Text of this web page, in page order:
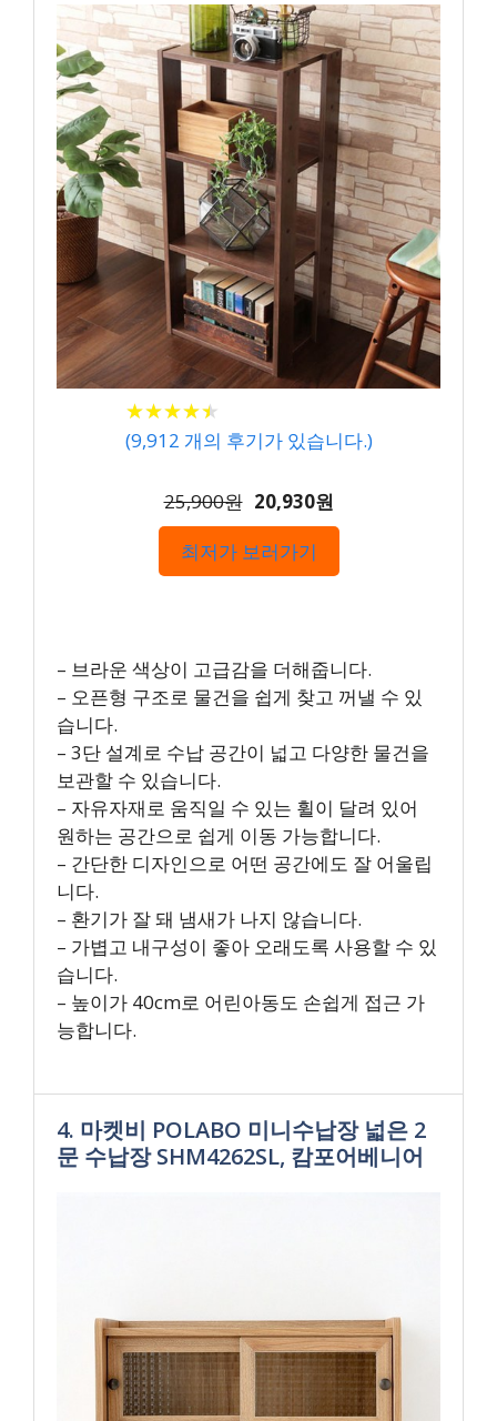
★★★★★
★★★★★
(9,912 개의 후기가 있습니다.)
25,900원 20,930원
최저가 보러가기
– 브라운 색상이 고급감을 더해줍니다.
– 오픈형 구조로 물건을 쉽게 찾고 꺼낼 수 있
습니다.
– 3단 설계로 수납 공간이 넓고 다양한 물건을
보관할 수 있습니다.
– 자유자재로 움직일 수 있는 휠이 달려 있어
원하는 공간으로 쉽게 이동 가능합니다.
– 간단한 디자인으로 어떤 공간에도 잘 어울립
니다.
– 환기가 잘 돼 냄새가 나지 않습니다.
– 가볍고 내구성이 좋아 오래도록 사용할 수 있
습니다.
– 높이가 40cm로 어린아동도 손쉽게 접근 가
능합니다.
4. 마켓비 POLABO 미니수납장 넓은 2
문 수납장 SHM4262SL, 캄포어베니어